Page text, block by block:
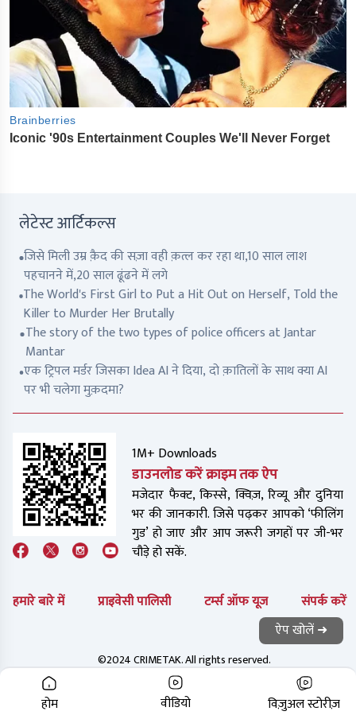
लेटेस्ट आर्टिकल्स
जिसे मिली उम्र क़ैद की सज़ा वही क़त्ल कर रहा था,10 साल लाश
पहचानने में,20 साल ढूंढने में लगे
The World's First Girl to Put a Hit Out on Herself, Told the
Killer to Murder Her Brutally
The story of the two types of police officers at Jantar
Mantar
एक ट्रिपल मर्डर जिसका Idea AI ने दिया, दो क़ातिलों के साथ क्या AI
पर भी चलेगा मुक़दमा?
1M+ Downloads
डाउनलोड करें क्राइम तक ऐप
मजेदार फैक्ट, किस्से, क्विज़, रिव्यू और दुनिया
भर की जानकारी. जिसे पढ़कर आपको ‘फीलिंग
गुड’ हो जाए और आप जरूरी जगहों पर जी-भर
चौड़े हो सकें.
हमारे बारे में प्राइवेसी पालिसी टर्म्स ऑफ यूज संपर्क करें
©2024 CRIMETAK. All rights reserved.
होम वीडियो विज़ुअल स्टोरीज़
ऐप खोलें ➜